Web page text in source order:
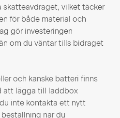
skatteavdraget, vilket täcker
för både material och
gör investeringen
om du väntar tills bidraget
och kanske batteri finns
att lägga till laddbox
inte kontakta ett nytt
när du